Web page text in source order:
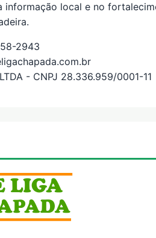
informação local e no
2943
- CNPJ 28.336.959/0001-11